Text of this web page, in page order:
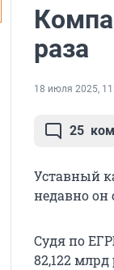
раза
18 июля 2025,
25
Уставный
недавно он
Судя по
82,122